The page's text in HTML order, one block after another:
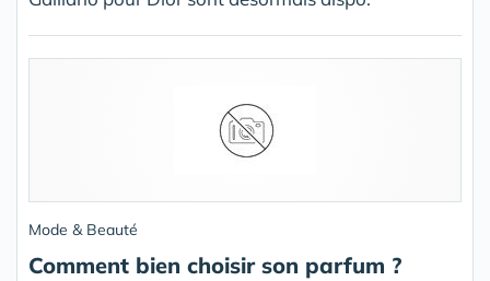
Mode & Beauté
Comment bien choisir son parfum ?